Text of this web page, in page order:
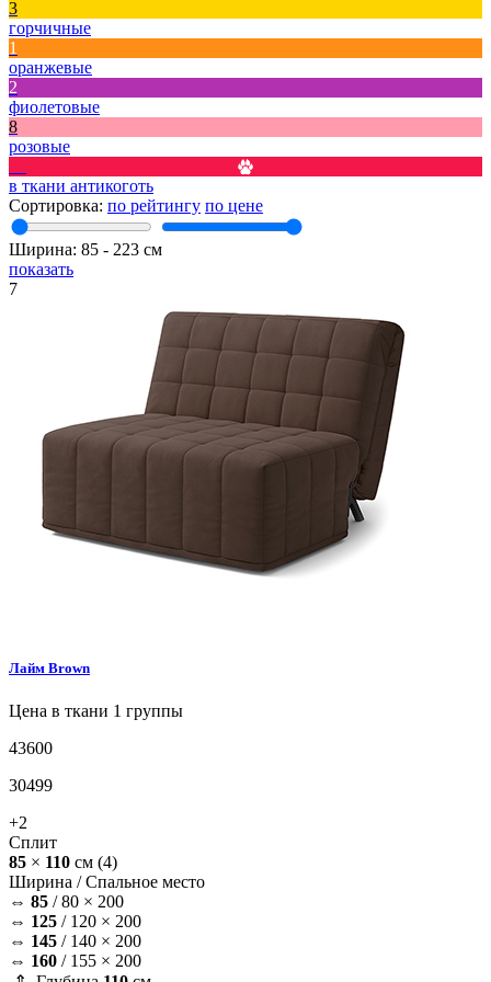
3
горчичные
1
оранжевые
2
фиолетовые
8
розовые
в ткани антикоготь
Сортировка: по рейтингу по цене
Ширина: 85 ‐ 223 см
показать
7
Лайм Brown
Цена в ткани 1 группы
43600
30499
+2
Сплит
85 × 110 см (4)
Ширина /Спальное место
⇔ 85 /80 × 200
⇔ 125 / 120 × 200
⇔ 145 / 140 × 200
⇔ 160 / 155 × 200